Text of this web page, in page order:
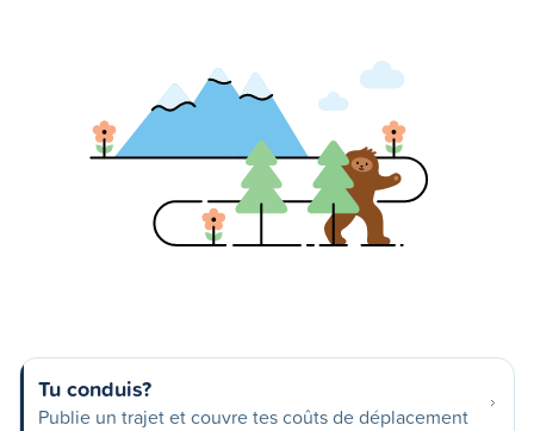
Tu conduis?
Publie un trajet et couvre tes coûts de déplacement